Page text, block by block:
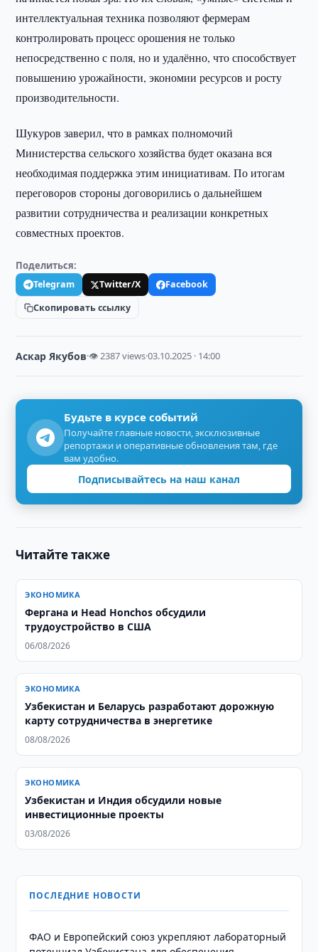
интеллектуальная техника позволяют фермерам
контролировать процесс орошения не только
непосредственно с поля, но и удалённо, что способствует
повышению урожайности, экономии ресурсов и росту
производительности.
Шукуров заверил, что в рамках полномочий
Министерства сельского хозяйства будет оказана вся
необходимая поддержка этим инициативам. По итогам
переговоров стороны договорились о дальнейшем
развитии сотрудничества и реализации конкретных
совместных проектов.
Поделиться:
Telegram Twitter/X
Facebook
Скопировать ссылку
Аскар Якубов·👁 2387 views·03.10.2025 · 14:00
Будьте в курсе событий
Получайте главные новости, эксклюзивные
репортажи и оперативные обновления там, где
вам удобно.
Подписывайтесь на наш канал
Читайте также
ЭКОНОМИКА
Фергана и Head Honchos обсудили
трудоустройство в США
06/08/2026
ЭКОНОМИКА
Узбекистан и Беларусь разработают дорожную
карту сотрудничества в энергетике
08/08/2026
ЭКОНОМИКА
Узбекистан и Индия обсудили новые
инвестиционные проекты
03/08/2026
ПОСЛЕДНИЕ НОВОСТИ
ФАО и Европейский союз укрепляют лабораторный